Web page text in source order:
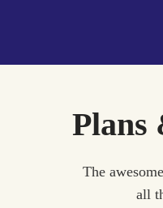
Plans
The
all